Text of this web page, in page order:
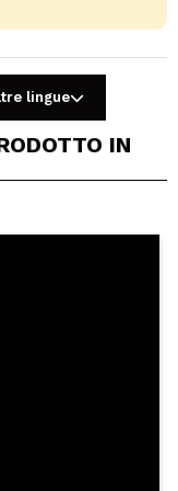
foto
Immaginalo...
lingue
IN